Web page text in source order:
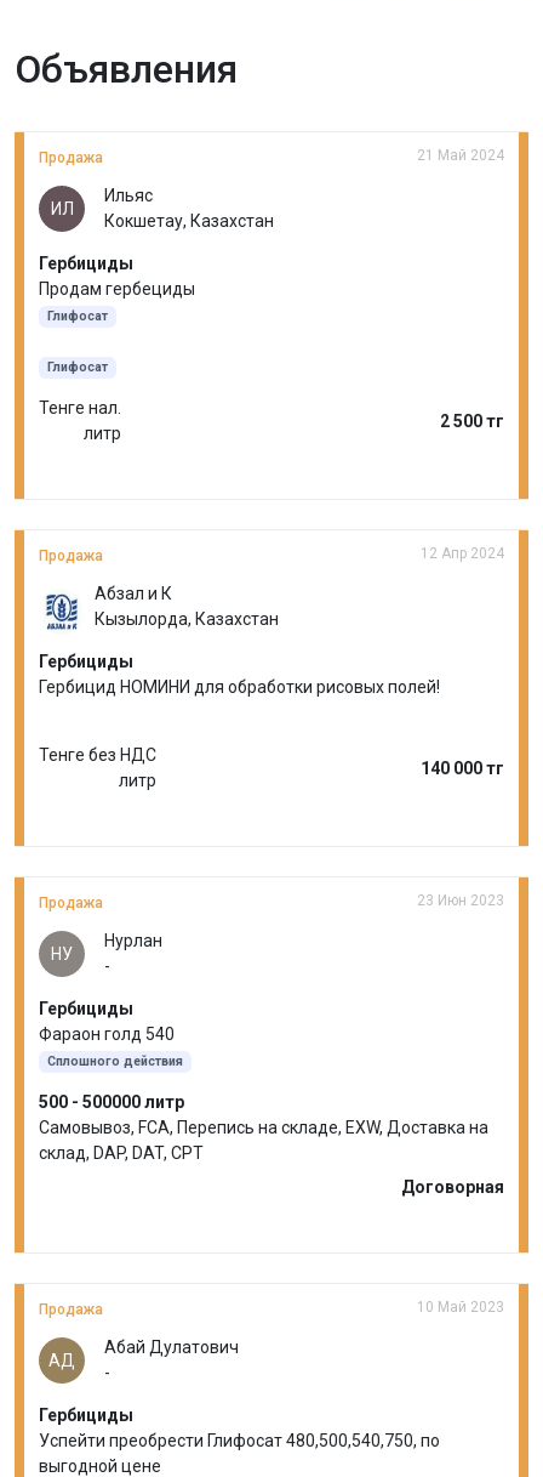
Объявления
Продажа 21 Май 2024
ИЛ
Ильяс
Кокшетау, Казахстан
Гербициды
Продам гербециды
Глифосат
Глифосат
Тенге нал.
литр
2 500 тг
Продажа 12 Апр 2024
Абзал и К
Кызылорда, Казахстан
Гербициды
Гербицид НОМИНИ для обработки рисовых полей!
Тенге без НДС
литр
140 000 тг
Продажа 23 Июн 2023
НУ
Нурлан
-
Гербициды
Фараон голд 540
Сплошного действия
500 - 500000 литр
Самовывоз, FCA, Перепись на складе, EXW, Доставка на
склад, DAP, DAT, CPT
Договорная
Продажа 10 Май 2023
АД
Абай Дулатович
-
Гербициды
Успейти преобрести Глифосат 480,500,540,750, по
выгодной цене